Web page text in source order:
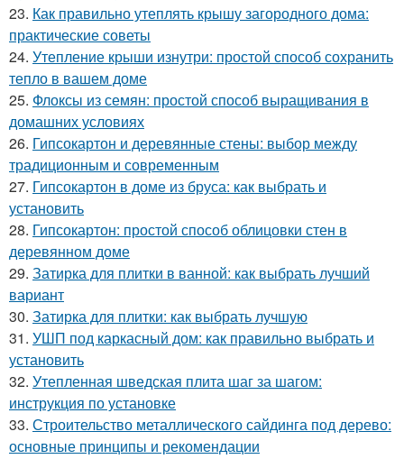
23. Как правильно утеплять крышу загородного дома:
практические советы
24. Утепление крыши изнутри: простой способ сохранить
тепло в вашем доме
25. Флоксы из семян: простой способ выращивания в
домашних условиях
26. Гипсокартон и деревянные стены: выбор между
традиционным и современным
27. Гипсокартон в доме из бруса: как выбрать и
установить
28. Гипсокартон: простой способ облицовки стен в
деревянном доме
29. Затирка для плитки в ванной: как выбрать лучший
вариант
30. Затирка для плитки: как выбрать лучшую
31. УШП под каркасный дом: как правильно выбрать и
установить
32. Утепленная шведская плита шаг за шагом:
инструкция по установке
33. Строительство металлического сайдинга под дерево:
основные принципы и рекомендации